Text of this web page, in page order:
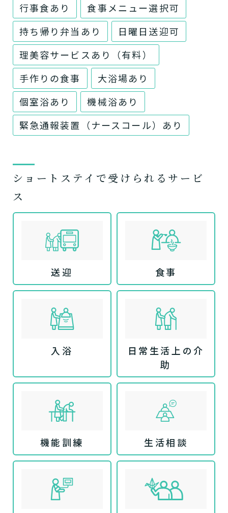
行事食あり
食事メニュー選択可
持ち帰り弁当あり
日曜日送迎可
理美容サービスあり（有料）
手作りの食事
大浴場あり
個室浴あり
機械浴あり
緊急通報装置（ナースコール）あり
ショートステイで受けられるサービ
ス
送迎 食事
入浴
日常生活上の介
助
機能訓練 生活相談